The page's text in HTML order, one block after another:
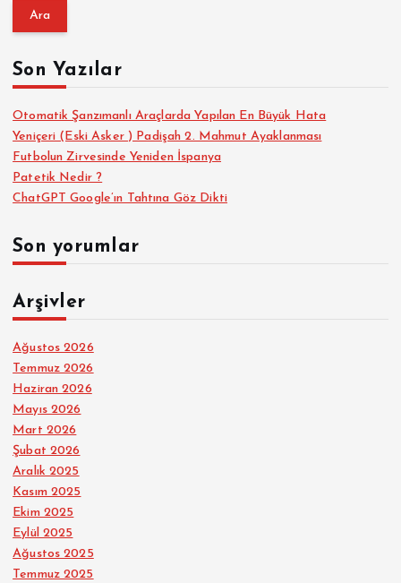
m
:Son Yazılar
Otomatik Şanzımanlı Araçlarda Yapılan En Büyük Hata
Yeniçeri (Eski Asker ) Padişah 2. Mahmut Ayaklanması
Futbolun Zirvesinde Yeniden İspanya
Patetik Nedir ?
ChatGPT Google’ın Tahtına Göz Dikti
Son yorumlar
Arşivler
Ağustos 2026
Temmuz 2026
Haziran 2026
Mayıs 2026
Mart 2026
Şubat 2026
Aralık 2025
Kasım 2025
Ekim 2025
Eylül 2025
Ağustos 2025
Temmuz 2025